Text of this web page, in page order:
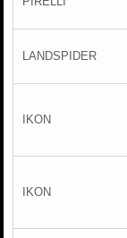
LANDSPIDER
IKON
IKON